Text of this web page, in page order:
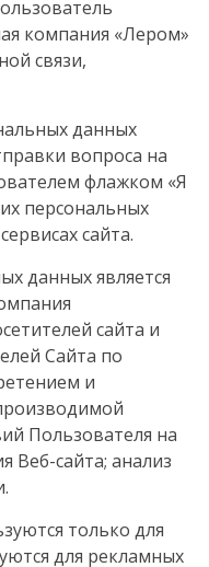
компания «Лером»
связи,
данных
вопроса на
флажком «Я
персональных
сайта.
данных является
сайта и
Сайта по
и
Пользователя на
Веб-сайта; анализ
только для
для рекламных